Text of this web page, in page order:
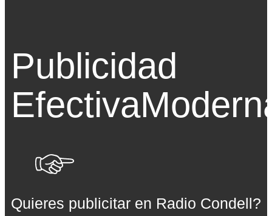
Publicidad
Efectiva
Quieres publicitar en Radio Condell?